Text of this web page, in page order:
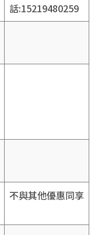
話:15219480259
不與其他優惠同享